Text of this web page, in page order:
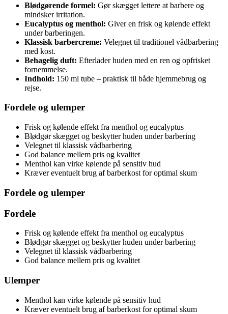
Blødgørende formel: Gør skægget lettere at barbere og
mindsker irritation.
Eucalyptus og menthol: Giver en frisk og kølende effekt
under barberingen.
Klassisk barbercreme: Velegnet til traditionel vådbarbering
med kost.
Behagelig duft: Efterlader huden med en ren og opfrisket
fornemmelse.
Indhold: 150 ml tube – praktisk til både hjemmebrug og
rejse.
Fordele og ulemper
Frisk og kølende effekt fra menthol og eucalyptus
Blødgør skægget og beskytter huden under barbering
Velegnet til klassisk vådbarbering
God balance mellem pris og kvalitet
Menthol kan virke kølende på sensitiv hud
Kræver eventuelt brug af barberkost for optimal skum
Fordele og ulemper
Fordele
Frisk og kølende effekt fra menthol og eucalyptus
Blødgør skægget og beskytter huden under barbering
Velegnet til klassisk vådbarbering
God balance mellem pris og kvalitet
Ulemper
Menthol kan virke kølende på sensitiv hud
Kræver eventuelt brug af barberkost for optimal skum